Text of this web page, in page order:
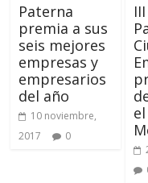
Paterna
premia a sus
seis mejores
empresas y
empresarios
del año
10 noviembre,
2017
0